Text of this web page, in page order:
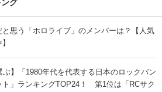
ング
と思う「ホロライブ」のメンバーは？【人気
ぶ】「1980年代を代表する日本のロックバン
ト」ランキングTOP24！ 第1位は「RCサク